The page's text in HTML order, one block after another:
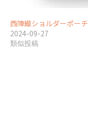
西陣織ショルダーポーチ
2024-09-27
類似投稿